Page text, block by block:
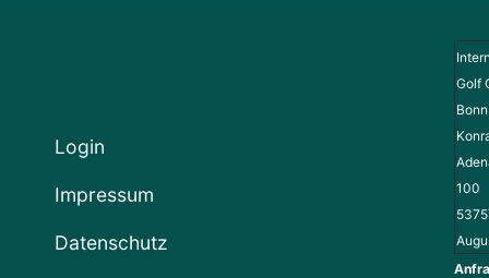
Login
Impressum
Datenschutz
Golf
100